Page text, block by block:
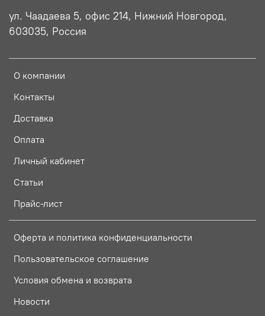
О компании
Контакты
Доставка
Оплата
Личный кабинет
Статьи
Прайс-лист
Оферта и политика конфиденциальности
Пользовательское соглашение
Условия обмена и возврата
Новости
ул. Чаадаева 5, офис 214, Нижний Новгород,
603035, Россия